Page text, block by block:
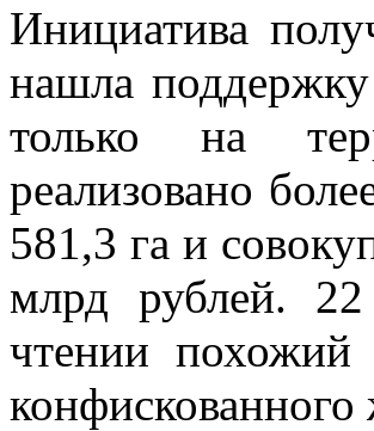
Инициатива
нашла
только на
реализовано
581,3 га и
млрд рублей.
чтении похожий